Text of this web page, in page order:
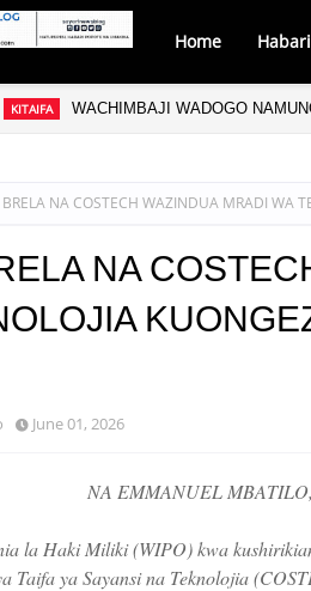
Home Habari
KITAIFA WACHIMBAJI WADOGO
NA COSTECH WAZINDUA MRADI WA
NA
June 01, 2026
NA EMMANUEL
la Haki Miliki (WIPO) kwa
Taifa ya Sayansi na Teknolojia